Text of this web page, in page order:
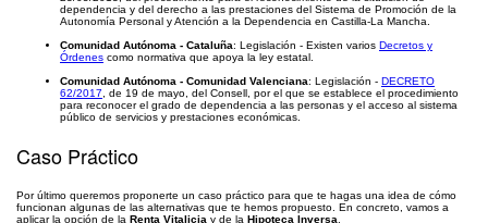
dependencia y del derecho a las prestaciones del Sistema de Promoción de la
Autonomía Personal y Atención a la Dependencia en Castilla-La Mancha.
Comunidad Autónoma - Cataluña: Legislación - Existen varios Decretos y
Órdenes como normativa que apoya la ley estatal.
Comunidad Autónoma - Comunidad Valenciana: Legislación - DECRETO
62/2017, de 19 de mayo, del Consell, por el que se establece el procedimiento
para reconocer el grado de dependencia a las personas y el acceso al sistema
público de servicios y prestaciones económicas.
Caso Práctico
Por último queremos proponerte un caso práctico para que te hagas una idea de cómo
funcionan algunas de las alternativas que te hemos propuesto. En concreto, vamos a
aplicar la opción de la Renta Vitalicia y de la Hipoteca Inversa.